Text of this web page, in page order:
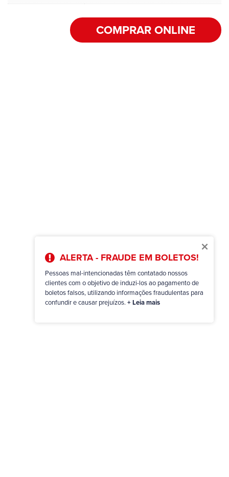
×
ALERTA - FRAUDE EM BOLETOS!
Pessoas mal-intencionadas têm contatado nossos
clientes com o objetivo de induzi-los ao pagamento de
boletos falsos, utilizando informações fraudulentas para
confundir e causar prejuízos. + Leia mais
COMPRAR ONLINE